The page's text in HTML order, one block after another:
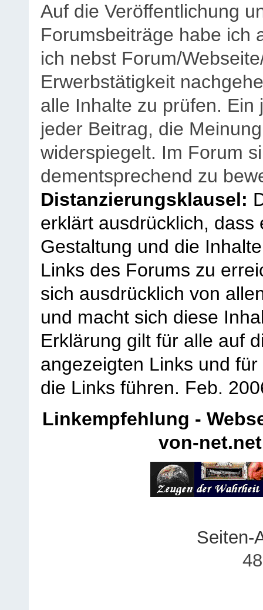
Auf die Veröffentlichung
Forumsbeiträge habe ich
ich nebst Forum/
Erwerbstätigkeit
alle Inhalte zu prüfen.
jeder Beitrag, die
widerspiegelt. Im Forum
dementsprechend zu
Distanzierungsklausel:
erklärt ausdrücklich,
Gestaltung und die
Links des Forums zu
sich ausdrücklich von
und macht sich diese
Erklärung gilt für alle auf
angezeigten Links und
die Links führen. Feb.
Linkempfehlung -
von-net.net
Seiten-